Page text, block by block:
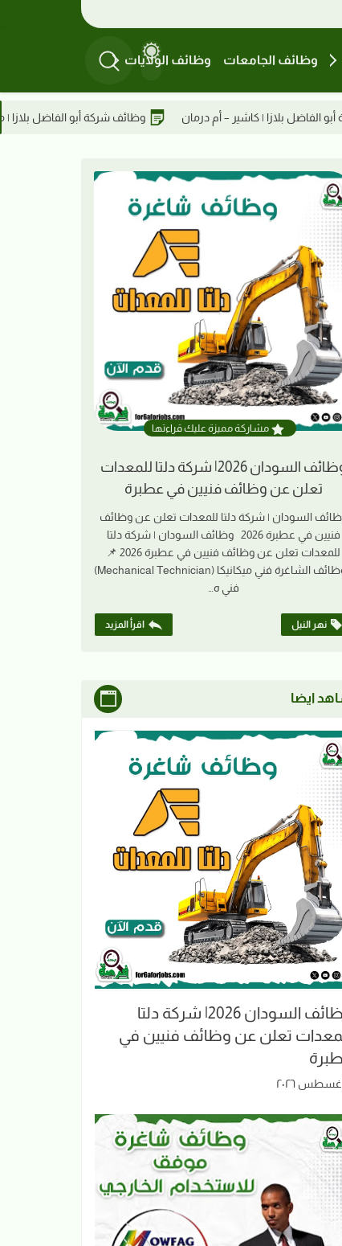
وظائف الجامعات وظائف الولايات
وظائف شركة أبو الفاضل بلازا | موظف/ة تقنية معلومات
مشاركة مميزة عليك قراءتها
وظائف السودان 2026| شركة دلتا للمعدات
تعلن عن وظائف فنيين في عطبرة
السودان | شركة دلتا للمعدات تعلن عن وظائف
فنيين في عطبرة 2026 وظائف السودان | شركة دلتا
للمعدات تعلن عن وظائف فنيين في عطبرة 2026 📌
الوظائف الشاغرة فني ميكانيكا (Mechanical Technician)
فني ه…
نهر النيل اقرأ المزيد
ايضا
وظائف السودان 2026| شركة دلتا
تعلن عن وظائف فنيين في